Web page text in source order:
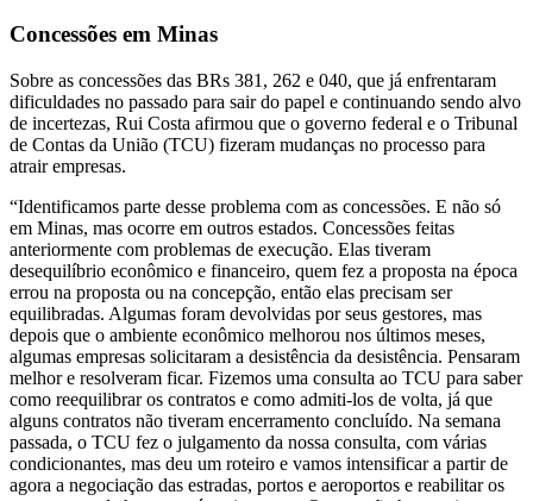
Concessões em Minas
Sobre as concessões das BRs 381, 262 e 040, que já enfrentaram
dificuldades no passado para sair do papel e continuando sendo alvo
de incertezas, Rui Costa afirmou que o governo federal e o Tribunal
de Contas da União (TCU) fizeram mudanças no processo para
atrair empresas.
“Identificamos parte desse problema com as concessões. E não só
em Minas, mas ocorre em outros estados. Concessões feitas
anteriormente com problemas de execução. Elas tiveram
desequilíbrio econômico e financeiro, quem fez a proposta na época
errou na proposta ou na concepção, então elas precisam ser
equilibradas. Algumas foram devolvidas por seus gestores, mas
depois que o ambiente econômico melhorou nos últimos meses,
algumas empresas solicitaram a desistência da desistência. Pensaram
melhor e resolveram ficar. Fizemos uma consulta ao TCU para saber
como reequilibrar os contratos e como admiti-los de volta, já que
alguns contratos não tiveram encerramento concluído. Na semana
passada, o TCU fez o julgamento da nossa consulta, com várias
condicionantes, mas deu um roteiro e vamos intensificar a partir de
agora a negociação das estradas, portos e aeroportos e reabilitar os